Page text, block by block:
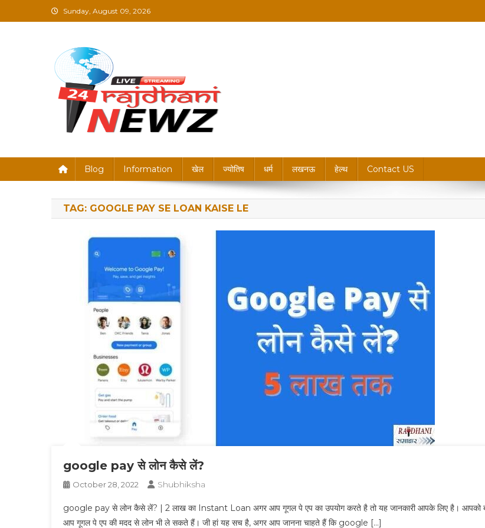
to
Sunday, August 09, 2026
Blog Information खेल ज्योतिष धर्म लखनऊ हेल्थ Contact US
TAG: GOOGLE PAY SE LOAN KAISE LE
google pay से लोन कैसे लें?
October 28, 2022 Shubhiksha
google pay से लोन कैसे लें? | 2 लाख का Instant Loan अगर आप गूगल पे एप का उपयोग करते है तो यह जानकारी आपके लिए है। आपको
आप गूगल पे एप की मदद से लोन भी ले सकते हैं। जी हां यह सच है, अगर आप जानना चाहते हैं कि google […]